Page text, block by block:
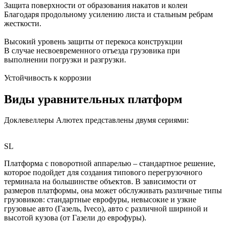
Защита поверхности от образования накатов и колеи
Благодаря продольному усилению листа и стальным ребрам
жесткости.
Высокий уровень защиты от перекоса конструкции
В случае несвоевременного отъезда грузовика при
выполнении погрузки и разгрузки.
Устойчивость к коррозии
Виды уравнительных платформ
Доклевеллеры Алютех представлены двумя сериями:
SL
Платформа с поворотной аппарелью – стандартное решение,
которое подойдет для создания типового перегрузочного
терминала на большинстве объектов. В зависимости от
размеров платформы, она может обслуживать различные типы
грузовиков: стандартные еврофуры, невысокие и узкие
грузовые авто (Газель, Iveco), авто с различной шириной и
высотой кузова (от Газели до еврофуры).